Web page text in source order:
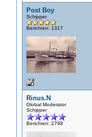
Post Boy
Schipper
Berichten: 1317
Rinus.N
Global Moderator
Schipper
Berichten: 2798